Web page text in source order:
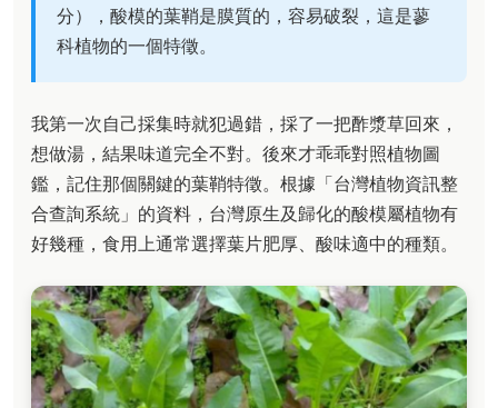
分），酸模的葉鞘是膜質的，容易破裂，這是蓼
科植物的一個特徵。
我第一次自己採集時就犯過錯，採了一把酢漿草回來，
想做湯，結果味道完全不對。後來才乖乖對照植物圖
鑑，記住那個關鍵的葉鞘特徵。根據「台灣植物資訊整
合查詢系統」的資料，台灣原生及歸化的酸模屬植物有
好幾種，食用上通常選擇葉片肥厚、酸味適中的種類。